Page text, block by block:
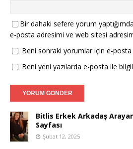
Bir dahaki sefere yorum
e-posta adresimi ve web sitesi
Beni sonraki yorumlar için e-posta
Beni yeni yazılarda e-posta ile
Bitlis Erkek Arkadaş
Sayfası
Şubat 12, 2025